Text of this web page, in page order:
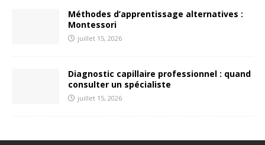
Méthodes d’apprentissage alternatives :
Montessori
juillet 15, 2026
Diagnostic capillaire professionnel : quand
consulter un spécialiste
juillet 15, 2026